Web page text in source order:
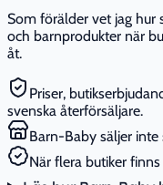
Som förälder vet jag
och barnprodukter när
åt.
Priser,
svenska återförsäljare.
Barn-Baby säljer inte
När flera butiker